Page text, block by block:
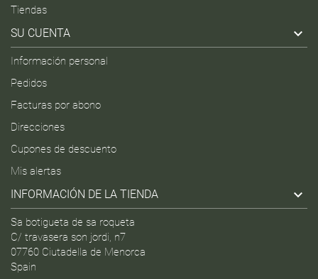
Tiendas
SU CUENTA 
Información personal
Pedidos
Facturas por abono
Direcciones
Cupones de descuento
Mis alertas
INFORMACIÓN DE LA TIENDA 
Sa botigueta de sa roqueta
C/ travasera son jordi, n7
07760 Ciutadella de Menorca
Spain